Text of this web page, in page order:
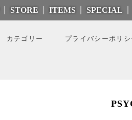
STORE ITEMS SPECIAL
カテゴリー プライバシーポリシ